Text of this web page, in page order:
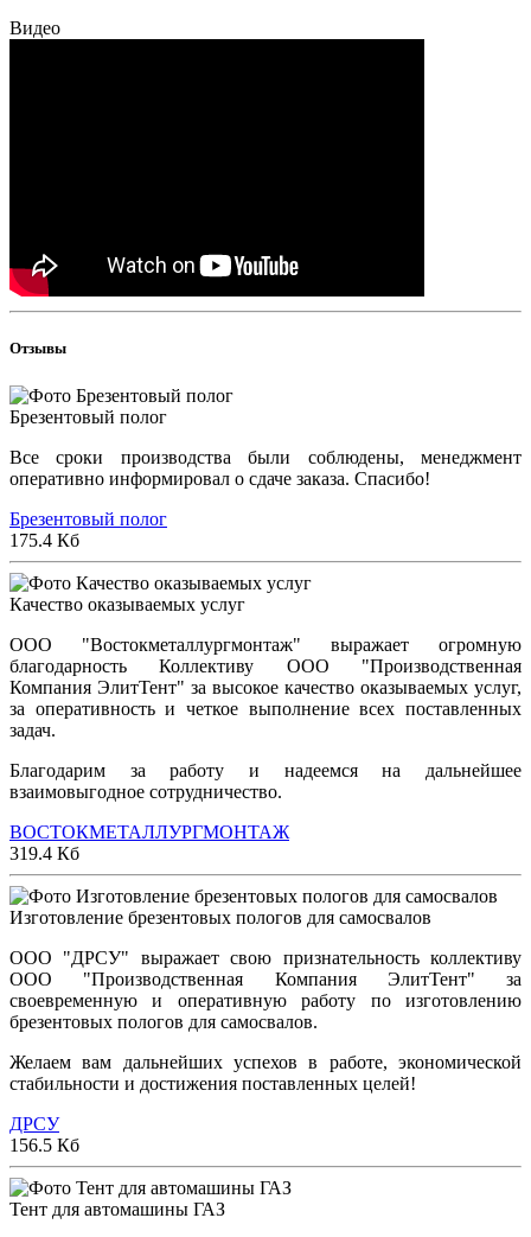
Видео
Отзывы
Брезентовый полог
Все сроки производства были соблюдены, менеджмент
оперативно информировал о сдаче заказа. Спасибо!
Брезентовый полог
175.4 Кб
Качество оказываемых услуг
ООО "Востокметаллургмонтаж" выражает огромную
благодарность Коллективу ООО "Производственная
Компания ЭлитТент" за высокое качество оказываемых услуг,
за оперативность и четкое выполнение всех поставленных
задач.
Благодарим за работу и надеемся на дальнейшее
взаимовыгодное сотрудничество.
ВОСТОКМЕТАЛЛУРГМОНТАЖ
319.4 Кб
Изготовление брезентовых пологов для самосвалов
ООО "ДРСУ" выражает свою признательность коллективу
ООО "Производственная Компания ЭлитТент" за
своевременную и оперативную работу по изготовлению
брезентовых пологов для самосвалов.
Желаем вам дальнейших успехов в работе, экономической
стабильности и достижения поставленных целей!
ДРСУ
156.5 Кб
Тент для автомашины ГАЗ